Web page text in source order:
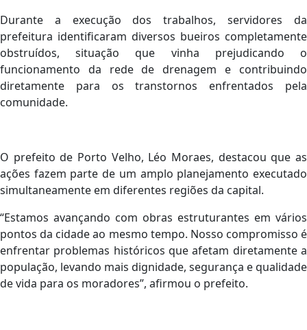
Durante a execução dos trabalhos, servidores da
prefeitura identificaram diversos bueiros completamente
obstruídos, situação que vinha prejudicando o
funcionamento da rede de drenagem e contribuindo
diretamente para os transtornos enfrentados pela
comunidade.
O prefeito de Porto Velho, Léo Moraes, destacou que as
ações fazem parte de um amplo planejamento executado
simultaneamente em diferentes regiões da capital.
“Estamos avançando com obras estruturantes em vários
pontos da cidade ao mesmo tempo. Nosso compromisso é
enfrentar problemas históricos que afetam diretamente a
população, levando mais dignidade, segurança e qualidade
de vida para os moradores”, afirmou o prefeito.